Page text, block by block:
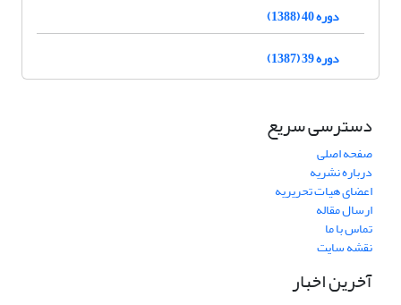
دوره 40 (1388)
دوره 39 (1387)
دسترسی سریع
صفحه اصلی
درباره نشریه
اعضای هیات تحریریه
ارسال مقاله
تماس با ما
نقشه سایت
آخرین اخبار